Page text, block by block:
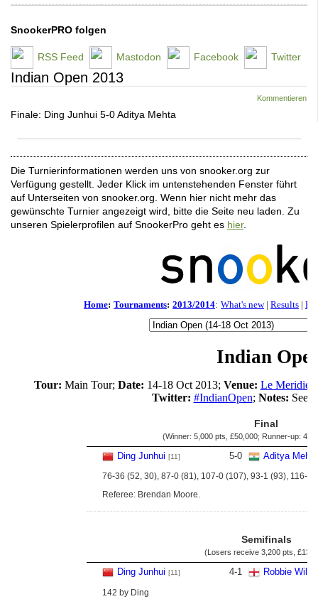
SnookerPRO folgen
RSS Feed Mastodon Facebook Twitter
Indian Open 2013
Kommentieren
Finale: Ding Junhui 5-0 Aditya Mehta
Die Turnierinformationen werden uns von snooker.org zur
Verfügung gestellt. Jeder Klick im untenstehenden Fenster führt
auf Unterseiten von snooker.org. Wenn hier nicht mehr das
gewünschte Turnier angezeigt wird, bitte die Seite neu laden. Zu
unseren Spielerprofilen auf SnookerPro geht es hier.